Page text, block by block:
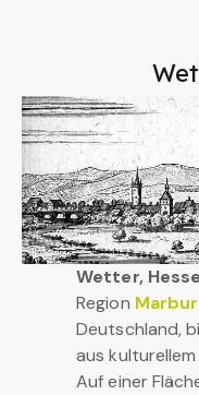
Wetter,
Region
Deutschland,
aus
Auf einer